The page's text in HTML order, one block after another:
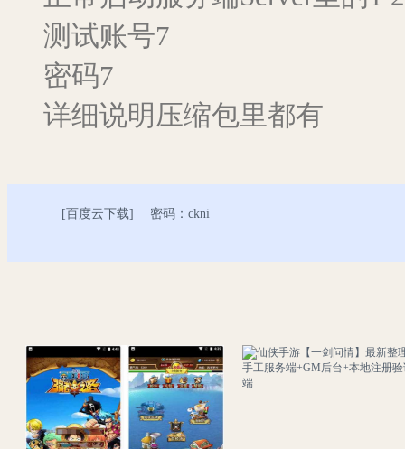
测试账号7
密码7
详细说明压缩包里都有
[ 百度云下载] 密码：ckni